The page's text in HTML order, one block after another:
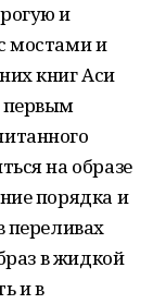
и
мостами и
книг Аси
первым
на образе
порядка и
переливах
в жидкой
и в